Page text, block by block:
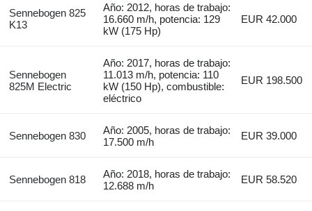
Sennebogen 825
K13
Año: 2012, horas de trabajo:
16.660 m/h, potencia: 129
kW (175 Hp)
EUR 42.000
Sennebogen
825M Electric
Año: 2017, horas de trabajo:
11.013 m/h, potencia: 110
kW (150 Hp), combustible:
eléctrico
EUR 198.500
Sennebogen 830
Año: 2005, horas de trabajo:
17.500 m/h
EUR 39.000
Sennebogen 818
Año: 2018, horas de trabajo:
12.688 m/h
EUR 58.520